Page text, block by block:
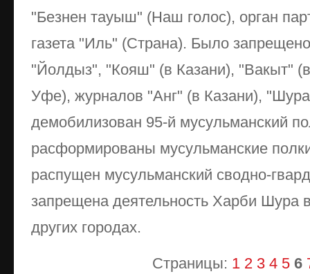
"Безнен тауыш" (Наш голос), орган
газета "Иль" (Страна). Было
"Йолдыз", "Кояш" (в Казани), "Вакыт"
Уфе), журналов "Анг" (в Казани),
демобилизован 95-й мусульманский
расформированы мусульманские
распущен мусульманский сводно-
запрещена деятельность Харби Шура
других городах.
Страницы: 1 2 3 4 5 6